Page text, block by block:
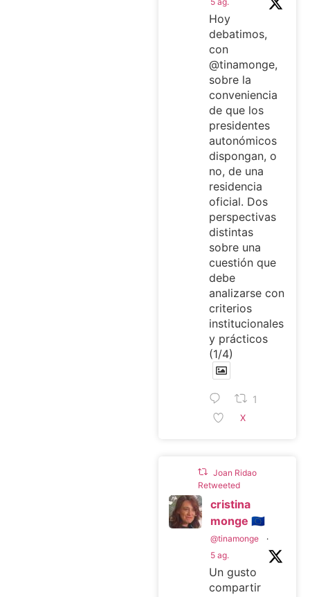
Hoy
debatimos,
con
@tinamonge,
sobre la
conveniencia
de que los
presidentes
autonómicos
dispongan, o
no, de una
residencia
oficial. Dos
perspectivas
distintas
sobre una
cuestión que
debe
analizarse con
criterios
institucionales
y prácticos
(1/4)
1
X
Joan Ridao
Retweeted
cristina
monge 🇪🇺
@tinamonge
·
5 ag.
Un gusto
compartir